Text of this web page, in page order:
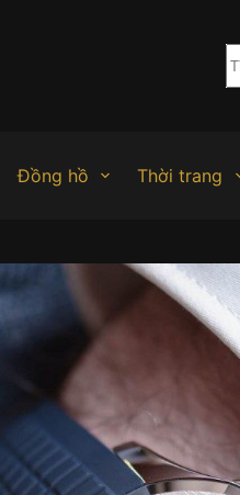
Đồng hồ Thời trang